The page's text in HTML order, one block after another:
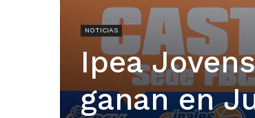
NOTICIAS
Ipea
ganan en